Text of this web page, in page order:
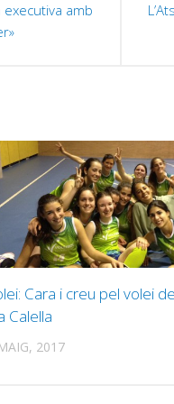
executiva amb
‪Cara i creu pel volei de
Calella
2017